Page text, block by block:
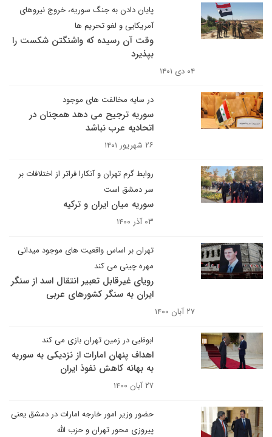
پایان دادن به جنگ سوریه، خروج نیروهای
آمریکایی و لغو تحریم ها
وقت آن رسیده که واشنگتن شکست را
بپذیرد
۰۴ دی ۱۴۰۱
در سایه مخالفت های موجود
سوریه ترجیح می دهد همچنان در
اتحادیه عرب نباشد
۲۶ شهریور ۱۴۰۱
روابط گرم تهران و آنکارا فراتر از اختلافات بر
سر دمشق است
سوریه میان ایران و ترکیه
۰۳ آذر ۱۴۰۰
تهران بر اساس واقعیت های موجود میدانی
مهره چینی می کند
رویای غیرقابل تعبیر انتقال اسد از سنگر
ایران به سنگر کشورهای عربی
۲۷ آبان ۱۴۰۰
ابوظبی در زمین تهران بازی می کند
اهداف پنهان امارات از نزدیکی به سوریه
به بهانه کاهش نفوذ ایران
۲۷ آبان ۱۴۰۰
حضور وزیر امور خارجه امارات در دمشق یعنی
پیروزی محور تهران و حزب الله